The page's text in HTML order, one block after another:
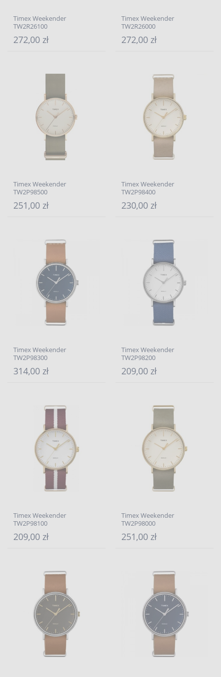
Timex Weekender
TW2R26100
272,00 zł
Timex Weekender
TW2R26000
272,00 zł
Timex Weekender
TW2P98500
251,00 zł
Timex Weekender
TW2P98400
230,00 zł
Timex Weekender
TW2P98300
314,00 zł
Timex Weekender
TW2P98200
209,00 zł
Timex Weekender
TW2P98100
209,00 zł
Timex Weekender
TW2P98000
251,00 zł